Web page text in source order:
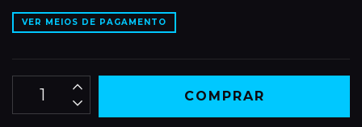
VER MEIOS DE PAGAMENTO